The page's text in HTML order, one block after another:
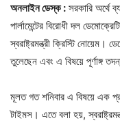
অনলাইন ডেস্ক : সরকারি অর্থে
পার্লামেন্টের বিরোধী দল
স্বরাষ্ট্রমন্ত্রী ক্রিস্টি নোয়েম।
তুলেছেন এবং এ বিষয়ে পূর্ণাঙ্গ
মূলত গত শনিবার এ বিষয়ে এক
টাইমস। এতে বলা হয়,